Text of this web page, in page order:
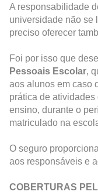
A responsabilidade
universidade não se
preciso oferecer
Foi por isso que
Pessoais Escolar,
aos alunos em caso
prática de
ensino, durante o
matriculado na
O seguro
aos responsáveis e
COBERTURAS